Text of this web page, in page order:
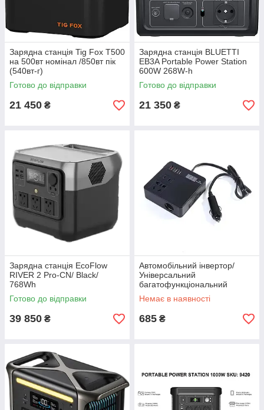
Зарядна станція Tig Fox T500
на 500вт номінал /850вт пік
(540вт-г)
Готово до відправки
21 450 ₴
Зарядна станція BLUETTI
EB3A Portable Power Station
600W 268W-h
Готово до відправки
21 350 ₴
Зарядна станція EcoFlow
RIVER 2 Pro-CN/ Black/
768Wh
Готово до відправки
39 850 ₴
Автомобільний інвертор/
Універсальний
багатофункціональний
перетворювач живлення 12
В/24 В на 110 В/220 В
Немає в наявності
685 ₴